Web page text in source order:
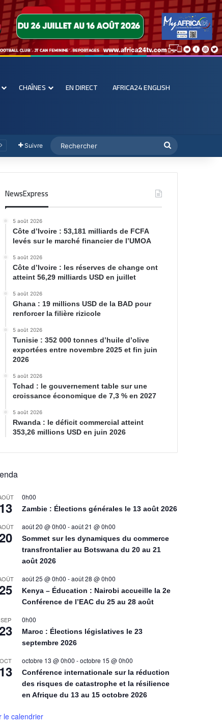
CHAÎNES EN DIRECT AFRICA24 ENGLISH
Suivre
NewsExpress
5 août 2026
Côte d’Ivoire : 53,181 milliards de FCFA
levés sur le marché financier de l’UMOA
5 août 2026
Côte d’Ivoire : les réserves de change ont
atteint 56,29 milliards USD en juillet
5 août 2026
Ghana : 19 millions USD de la BAD pour
renforcer la filière rizicole
5 août 2026
Tunisie : 352 000 tonnes d’huile d’olive
exportées entre novembre 2025 et fin juin
2026
5 août 2026
Tchad : le gouvernement table sur une
croissance économique de 7,3 % en 2027
5 août 2026
Rwanda : le déficit commercial atteint
353,26 millions USD en juin 2026
13
0h00
Zambie : Élections générales le 13 août 2026
août 20 @ 0h00 -août 21 @ 0h00
Sommet sur les dynamiques du commerce
transfrontalier au Botswana du 20 au 21
août 2026
août 25 @ 0h00 -août 28 @ 0h00
Kenya – Éducation : Nairobi accueille la 2e
Conférence de l’EAC du 25 au 28 août
SEP 0h00
Maroc : Élections législatives le 23
septembre 2026
OCT
13
octobre 13 @ 0h00 -octobre 15 @ 0h00
Conférence internationale sur la réduction
des risques de catastrophe et la résilience
en Afrique du 13 au 15 octobre 2026
le calendrier